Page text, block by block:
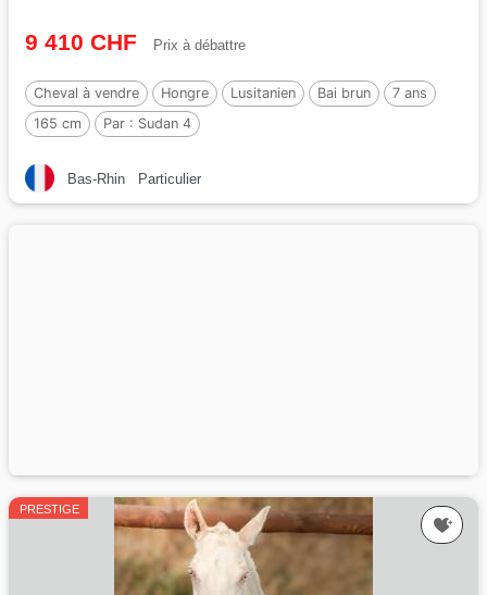
9 410 CHF Prix à débattre
Cheval à vendre Hongre Lusitanien Bai brun
7 ans
165 cm
Par : Sudan 4
Bas-Rhin Particulier
PRESTIGE